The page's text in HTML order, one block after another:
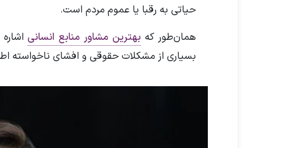
حیاتی به رقبا یا عموم مردم است.
همان‌طور که بهترین مشاور منابع انسانی
بسیاری از مشکلات حقوقی و افشای ناخواسته